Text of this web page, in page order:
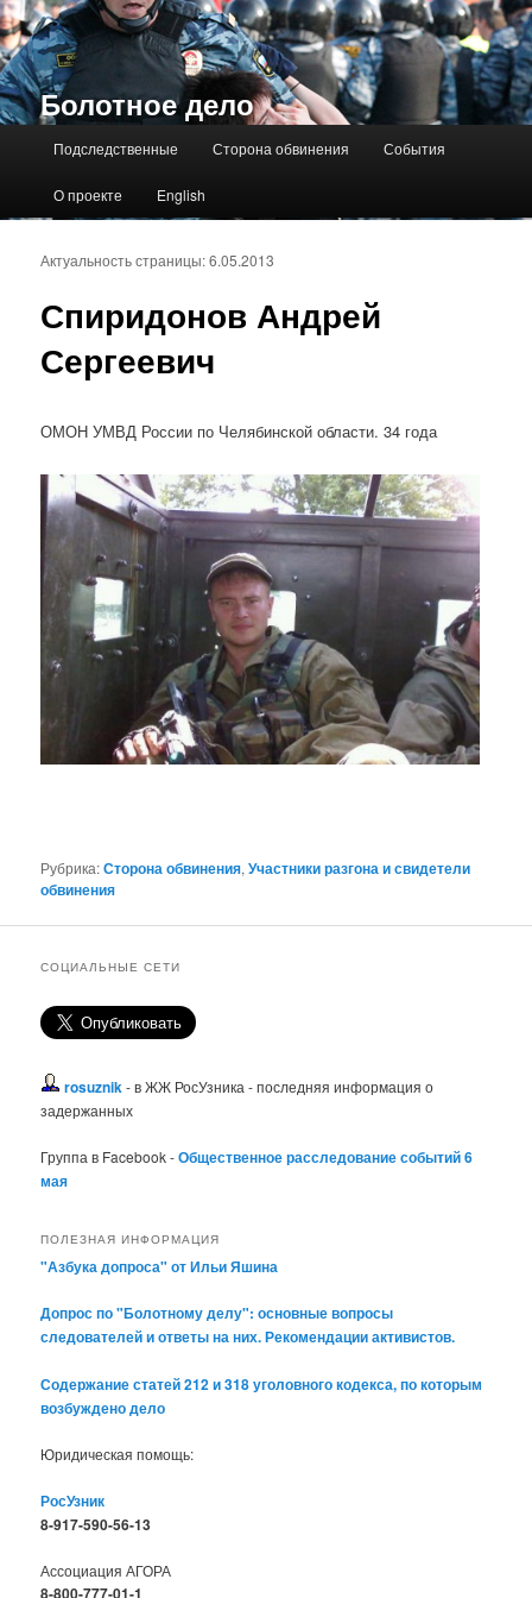
Болотное дело
Подследственные Сторона обвинения События
О проекте English
Спиридонов Андрей
Сергеевич
Актуальность страницы: 6.05.2013
ОМОН УМВД России по Челябинской области. 34 года
Рубрика:Сторона обвинения,Участники разгона и свидетели
обвинения
СОЦИАЛЬНЫЕ СЕТИ
rosuznik- в ЖЖ РосУзника - последняя информация о
задержанных
Группа в Facebook -Общественное расследование событий 6
мая
ПОЛЕЗНАЯ ИНФОРМАЦИЯ
"Азбука допроса" от Ильи Яшина
Допрос по "Болотному делу": основные вопросы
следователей и ответы на них. Рекомендации активистов.
Содержание статей 212 и 318 уголовного кодекса, по которым
возбуждено дело
Юридическая помощь:
РосУзник
8-917-590-56-13
Ассоциация АГОРА